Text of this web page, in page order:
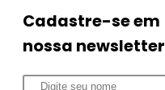
Cadastre-se em
nossa newsletter